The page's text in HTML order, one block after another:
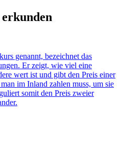
genannt, bezeichnet das
Er zeigt, wie viel eine
wert ist und gibt den Preis einer
im Inland zahlen muss, um sie
somit den Preis zweier